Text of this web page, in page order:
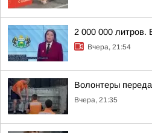
2 000 000 литров.
Вчера, 21:54
Волонтеры
Вчера, 21:35